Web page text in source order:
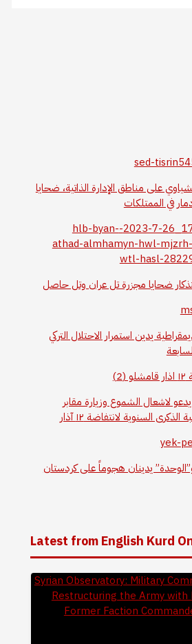
على مناطق الإدارة الذاتية، ضحايا
في الممتلكات
ضحايا مجزرة تل عران وتل حاصل
يدين استمرار الاحتلال التركي
لاشعال الشموع وزيارة مقابر
السنوية لانتفاضة ١٢ آذار
يدينان هجوماً على كردستان
Latest from English Kurd